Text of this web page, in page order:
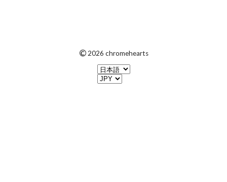
© 2026 chromehearts